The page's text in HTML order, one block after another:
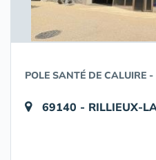
POLE SANTÉ DE CALUIRE
69140 - RILLIEUX-